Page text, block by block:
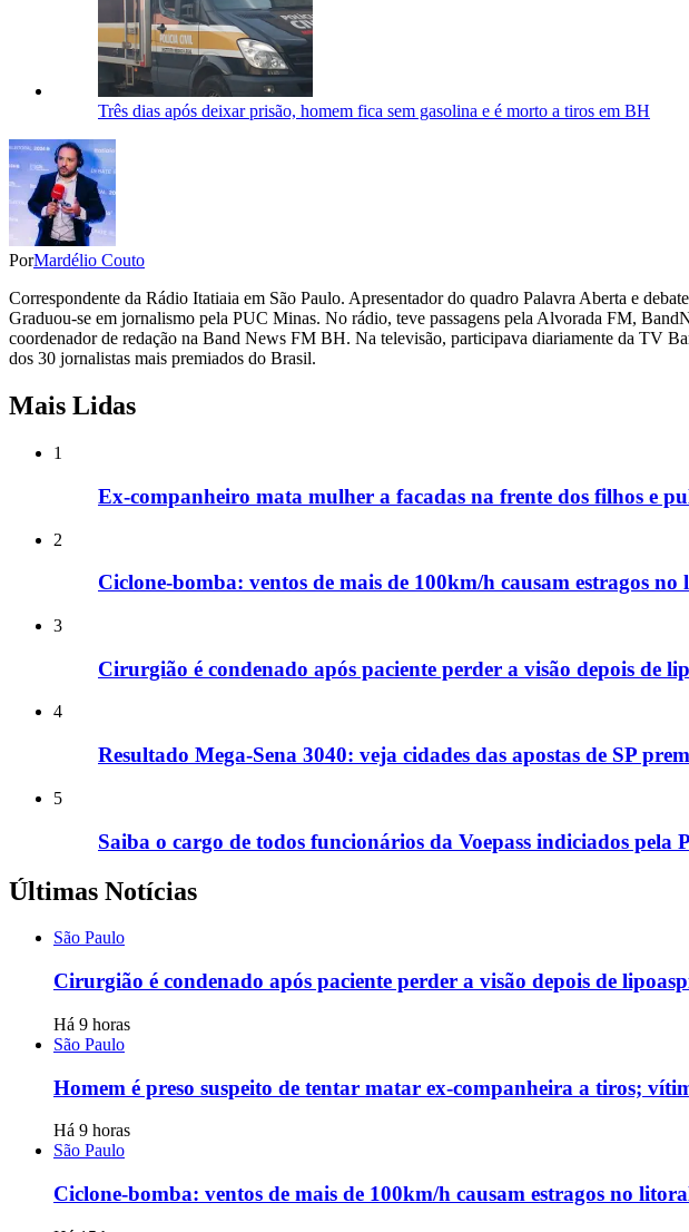
Três dias após deixar prisão, homem fica sem gasolina e é morto a tiros em BH
PorMardélio Couto
Correspondente da Rádio Itatiaia em São Paulo. Apresentador do quadro Palavra Aberta e
Graduou-se em jornalismo pela PUC Minas. No rádio, teve passagens pela Alvorada FM,
coordenador de redação na Band News FM BH. Na televisão, participava diariamente da TV
dos 30 jornalistas mais premiados do Brasil.
Mais Lidas
1
Ex-companheiro mata mulher a facadas na frente dos filhos e
2
Ciclone-bomba: ventos de mais de 100km/h causam estragos no
3
Cirurgião é condenado após paciente perder a visão depois de
4
Resultado Mega-Sena 3040: veja cidades das apostas de SP
5
Saiba o cargo de todos funcionários da Voepass indiciados pela
Últimas Notícias
São Paulo
Cirurgião é condenado após paciente perder a visão depois de
Há 9 horas
São Paulo
Homem é preso suspeito de tentar matar ex-companheira a tiros;
Há 9 horas
São Paulo
Ciclone-bomba: ventos de mais de 100km/h causam estragos no